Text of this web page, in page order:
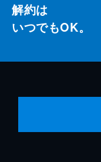
解約は
いつでもOK。